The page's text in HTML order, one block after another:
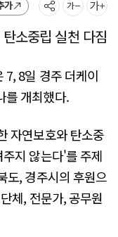
가
소중립 실천 다짐
7, 8일 경주 더케이
를 개최했다.
자연보호와 탄소중
지 않는다'​를 주제
도, 경주시의 후원으
체, 전문가, 공무원